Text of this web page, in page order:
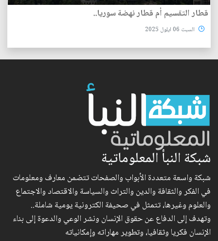
قطار التقسيم أم قطار نهضة سوريا..
السبت 06 ايلول 2025
شبكة النبأ المعلوماتية
شبكة واسعة متعددة الأبواب والصفحات تتضمن معارف ومعلومات
في الفكر والثقافة والدين والتراث والسياسة والاقتصاد والاجتماع
والعلوم وغيرها، تتمثل في صحيفة الكترونية يومية شاملة..
وتهدف إلى الدفاع عن حقوق الإنسان ونشر الوعي والدعوة إلى بناء
الإنسان فكريا وثقافيا، وتطوير مهاراته وإمكانياته